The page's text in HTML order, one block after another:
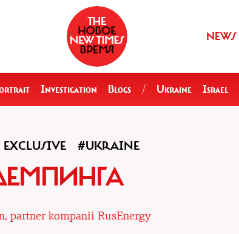
NEWS
Investigation Blogs / Ukraine Israel
#UKRAINE
partner kompanii RusEnergy